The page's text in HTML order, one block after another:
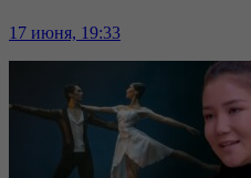
17 июня, 19:33